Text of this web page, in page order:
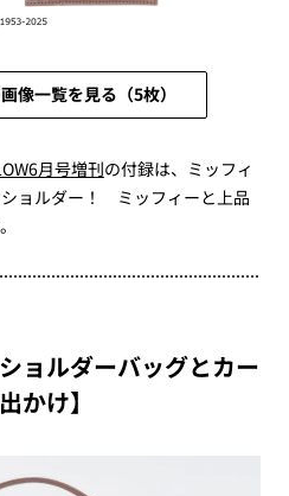
像一覧を見る（5枚）
月号増刊の付録は、ミッフィ
ョルダー！ ミッフィーと上品
ョルダーバッグとカー
かけ】